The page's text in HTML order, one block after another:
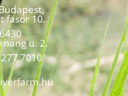
fasor 10.
u. 2.
7010